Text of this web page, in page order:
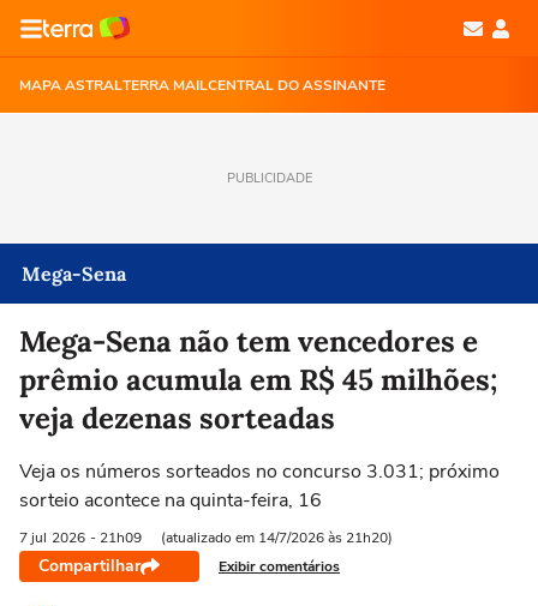
MAPA ASTRALTERRA MAILCENTRAL DO ASSINANTE
PUBLICIDADE
Mega-Sena
Mega-Sena não tem vencedores e
prêmio acumula em R$ 45 milhões;
veja dezenas sorteadas
Veja os números sorteados no concurso 3.031; próximo
sorteio acontece na quinta-feira, 16
7 jul 2026 - 21h09 (atualizado em 14/7/2026 às 21h20)
Compartilhar Exibir comentários